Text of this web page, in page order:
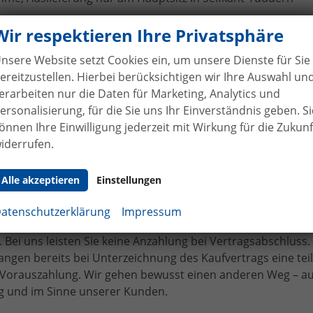
Skoda Karoq an Familie
respektieren Ihre Privatsphäre
Website setzt Cookies ein, um unsere Dienste für Sie
Hierbei berücksichtigen wir Ihre Auswahl
nur die Daten für Marketing, Analytics und
für die Sie uns Ihr Einverständnis geben.
Ihre Einwilligung jederzeit mit Wirkung für die
Alle akzeptieren Einstellungen
Impressum
Anzahlungbei Vertragsabschluss
von der Forst genießen Sie maximale Sicherheit
uns leisten Sie keine Anzahlung bei Vertragsabschluss.
bereits bei Unterzeichnung des Kaufvertrags eine
Wir gehen bewusst einen anderen Weg –
und im Sinne unserer Kunden.